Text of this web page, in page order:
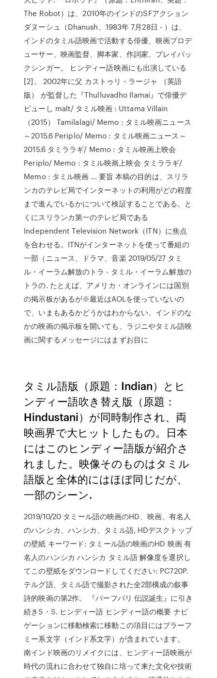
The Robot）は、2010年のインドのSFアクション
ダヌーシュ（Dhanush、1983年 7月28日 - ）は、
インドのタミル語映画で活動する俳優、映画プロデ
ューサー、映画監督、脚本家、作詞家、プレイバッ
クシンガー。 ヒンディー語映画にも出演している
[2]。 2002年に父 カストゥリ・ラージャ （英語
版） が監督した『Thulluvadho Ilamai』で俳優デ
ビューし malt/ タミル映画 : Uttama Villain
（2015） Tamilalagi/ Memo : タミル映画ニュース
～2015.6 Periplo/ Memo : タミル映画ニュース～
2015.6 タミララギ/ Memo : タミル映画上映会
Periplo/ Memo : タミル映画上映会 タミララギ/
Memo : タミル映画 … 要旨 本稿の目的は、スリラ
ンカのテレビ局でインターネットの利用がどの程度
まで進んでいるかについて検証することである。と
くにスリランカ第一のテレビ局である
Independent Television Network（ITN）に焦点
を合わせる。ITNがインターネットを使って番組の
一部（ニュース、ドラマ、音楽 2019/05/27 タミ
ル・イーラム解放のトラ - タミル・イーラム解放の
トラの. たとえば、アメリカ・オンラインには国別
の掲示板があるが※最近はAOLを使っていないの
で、いまもあるかどうかはわからない、インドのな
かの映画の掲示板を開いても、ラジニやタミル語映
画に関するメッセージにはまずお目に
タミル語版（原題：Indian）とヒ
ンディー語吹き替え版（原題：
Hindustani）が同時制作され、両
映画界で大ヒットしたもの。日本
にはこのヒンディー語版が紹介さ
れました。映像そのものはタミル
語版と全体的にはほぼ同じだが、
一部のシーン.
2019/10/20 タミール語の映画のHD、映画、有名人
のハンシカ、ハンシカ、タミル語, HDデスクトップ
の壁紙 キーワード: タミール語の映画のHD 映画 有
名人のハンシカ ハンシカ タミル語 解像度を選択し
てこの壁紙をダウンロードしてください: PC720P.
テルグ語、タミル語で撮影された全2部構成の叙事
詩的映画の第2作。 『バーフバリ 伝説誕生』に引き
続きS・S. ヒンディー語 ヒンディー語の概要 ナビ
ゲーションに移動検索に移動この項目にはブラーフ
ミー系文字（インド系文字）が含まれています。
南インド映画のリメイクには、ヒンディー語映画が
時代の流れに合わせて独自に培って来た文化や技術